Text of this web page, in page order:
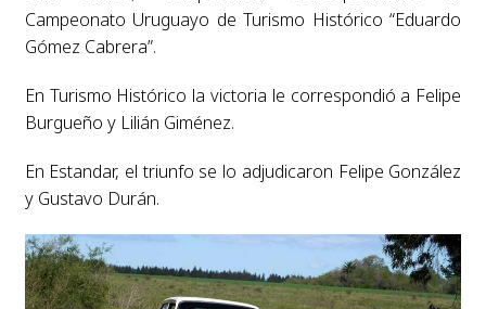
Campeonato Uruguayo de Turismo Histórico “Eduardo
Gómez Cabrera”.
En Turismo Histórico la victoria le correspondió a Felipe
Burgueño y Lilián Giménez.
En Estandar, el triunfo se lo adjudicaron Felipe González
y Gustavo Durán.